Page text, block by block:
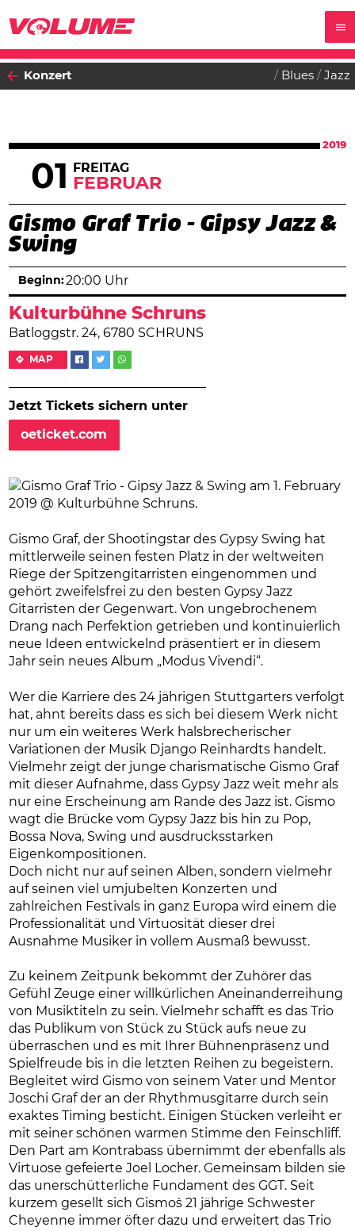
Konzert Blues Jazz
2019
01 FREITAG
FEBRUAR
Gismo Graf Trio - Gipsy Jazz &
Swing
Kulturbühne Schruns
Batloggstr. 24, 6780 SCHRUNS
MAP
Jetzt Tickets sichern unter
oeticket.com
Beginn:20:00 Uhr
Gismo Graf, der Shootingstar des Gypsy Swing hat
mittlerweile seinen festen Platz in der weltweiten
Riege der Spitzengitarristen eingenommen und
gehört zweifelsfrei zu den besten Gypsy Jazz
Gitarristen der Gegenwart. Von ungebrochenem
Drang nach Perfektion getrieben und kontinuierlich
neue Ideen entwickelnd präsentiert er in diesem
Jahr sein neues Album „Modus Vivendi“.
Wer die Karriere des 24 jährigen Stuttgarters verfolgt
hat, ahnt bereits dass es sich bei diesem Werk nicht
nur um ein weiteres Werk halsbrecherischer
Variationen der Musik Django Reinhardts handelt.
Vielmehr zeigt der junge charismatische Gismo Graf
mit dieser Aufnahme, dass Gypsy Jazz weit mehr als
nur eine Erscheinung am Rande des Jazz ist. Gismo
wagt die Brücke vom Gypsy Jazz bis hin zu Pop,
Bossa Nova, Swing und ausdrucksstarken
Eigenkompositionen.
Doch nicht nur auf seinen Alben, sondern vielmehr
auf seinen viel umjubelten Konzerten und
zahlreichen Festivals in ganz Europa wird einem die
Professionalität und Virtuosität dieser drei
Ausnahme Musiker in vollem Ausmaß bewusst.
Zu keinem Zeitpunk bekommt der Zuhörer das
Gefühl Zeuge einer willkürlichen Aneinanderreihung
von Musiktiteln zu sein. Vielmehr schafft es das Trio
das Publikum von Stück zu Stück aufs neue zu
überraschen und es mit Ihrer Bühnenpräsenz und
Spielfreude bis in die letzten Reihen zu begeistern.
Begleitet wird Gismo von seinem Vater und Mentor
Joschi Graf der an der Rhythmusgitarre durch sein
exaktes Timing besticht. Einigen Stücken verleiht er
mit seiner schönen warmen Stimme den Feinschliff.
Den Part am Kontrabass übernimmt der ebenfalls als
Virtuose gefeierte Joel Locher. Gemeinsam bilden sie
das unerschütterliche Fundament des GGT. Seit
kurzem gesellt sich Gismo`s 21 jährige Schwester
Cheyenne immer öfter dazu und erweitert das Trio